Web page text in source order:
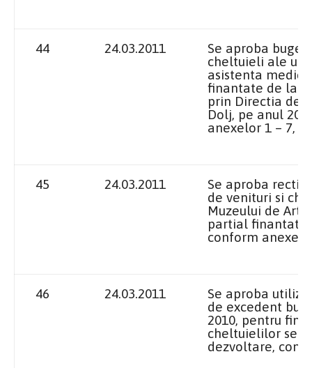
44 24.03.2011
Se aproba
cheltuieli ale
asistenta
finantate de la
prin Directia de
Dolj, pe anul
anexelor 1 – 7, 1
45 24.03.2011
Se aproba
de venituri si
Muzeului de
partial finantata,
conform
46 24.03.2011
Se aproba
de excedent
2010, pentru
cheltuielilor
dezvoltare,